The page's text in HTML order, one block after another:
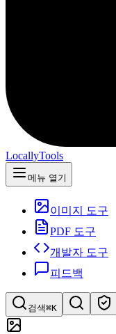
LocallyTools
메뉴 열기
이미지 도구
PDF 도구
개발자 도구
피드백
검색⌘K